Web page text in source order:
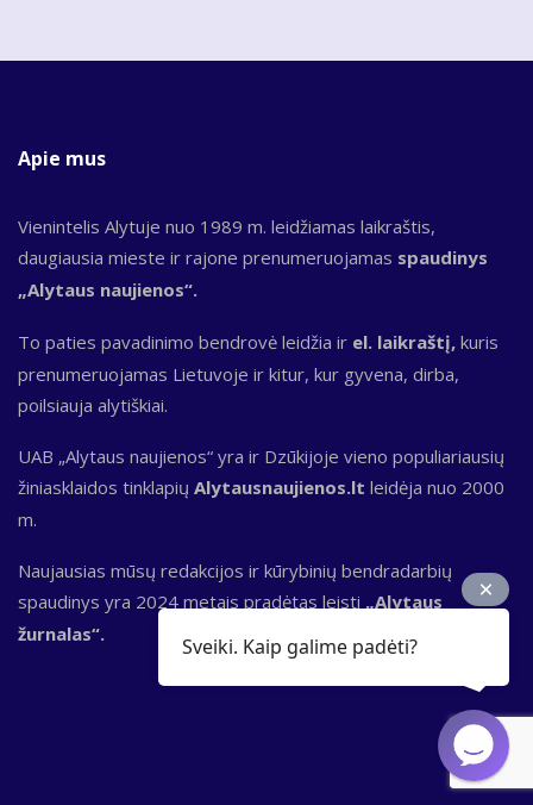
Apie mus
Vienintelis Alytuje nuo 1989 m. leidžiamas laikraštis,
daugiausia mieste ir rajone prenumeruojamas spaudinys
„Alytaus naujienos“.
To paties pavadinimo bendrovė leidžia ir el. laikraštį, kuris
prenumeruojamas Lietuvoje ir kitur, kur gyvena, dirba,
poilsiauja alytiškiai.
UAB „Alytaus naujienos“ yra ir Dzūkijoje vieno populiariausių
žiniasklaidos tinklapių Alytausnaujienos.lt leidėja nuo 2000
m.
Naujausias mūsų redakcijos ir kūrybinių bendradarbių
spaudinys yra 2024 metais pradėtas leisti „Alytaus
žurnalas“.
Sveiki. Kaip galime padėti?